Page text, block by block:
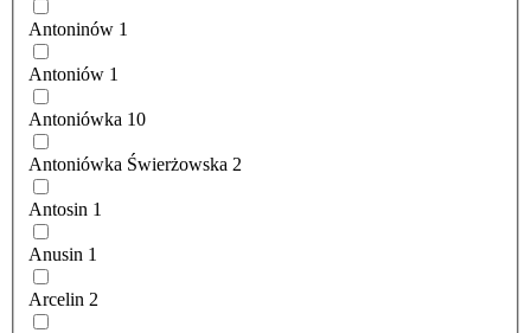
Antoninów 1
Antoniów 1
Antoniówka 10
Antoniówka Świerżowska 2
Antosin 1
Anusin 1
Arcelin 2